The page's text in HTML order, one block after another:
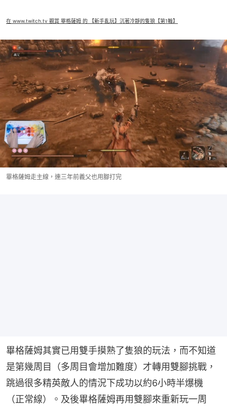
在 www.twitch.tv 觀賞 畢格薩姆 的 【新手亂玩】沉著冷靜的隻狼【第1輪】
畢格薩姆走主線，連三年前義父也用腳打完
畢格薩姆其實已用雙手摸熟了隻狼的玩法，而不知道
是第幾周目（多周目會增加難度）才轉用雙腳挑戰，
跳過很多精英敵人的情況下成功以約6小時半爆機
（正常線）。及後畢格薩姆再用雙腳來重新玩一周